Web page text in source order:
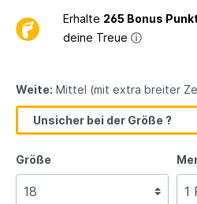
Erhalte 265 Bonus
deine Treue ⓘ
Weite: Mittel (mit extra breiter
Unsicher bei der Größe ?
Größe